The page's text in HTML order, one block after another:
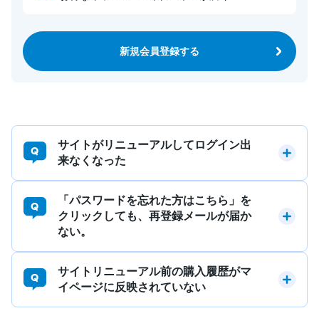
新規会員登録する
サイトがリニューアルしてログイン出
来なくなった
「パスワードを忘れた方はこちら」を
クリックしても、再登録メールが届か
ない。
サイトリニューアル前の購入履歴がマ
イページに反映されていない